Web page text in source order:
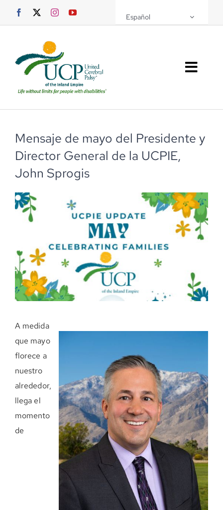
Saltar
Español
Eventos
Soporte UCPIE
Recursos
Mensaje de mayo del Presidente y
Director General de la UCPIE,
John Sprogis
A medida
que mayo
florece a
nuestro
alrededor,
llega el
momento
de